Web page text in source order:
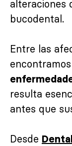
alteraciones
bucodental.
Entre las
resulta
antes que
Desde